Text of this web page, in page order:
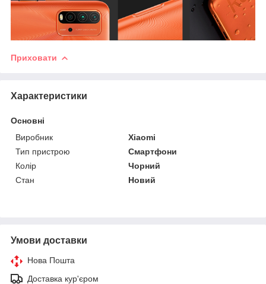
Приховати
Характеристики
Основні
Виробник
Xiaomi
Тип пристрою
Смартфони
Колір
Чорний
Стан
Новий
Умови доставки
Нова Пошта
Доставка кур'єром